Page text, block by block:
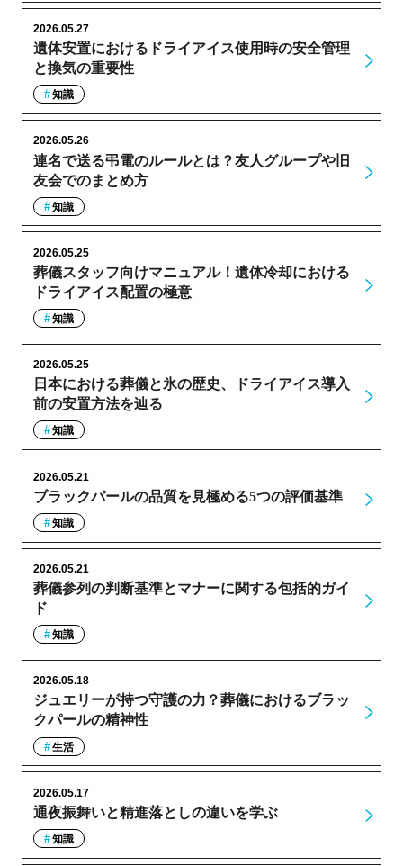
遺体安置におけるドライアイス使用時の安全管理
と換気の重要性
2026.05.27
知識
連名で送る弔電のルールとは？友人グループや旧
友会でのまとめ方
2026.05.26
知識
葬儀スタッフ向けマニュアル！遺体冷却における
ドライアイス配置の極意
2026.05.25
知識
日本における葬儀と氷の歴史、ドライアイス導入
前の安置方法を辿る
2026.05.25
知識
ブラックパールの品質を見極める5つの評価基準
2026.05.21
知識
葬儀参列の判断基準とマナーに関する包括的ガイ
ド
2026.05.21
知識
ジュエリーが持つ守護の力？葬儀におけるブラッ
クパールの精神性
2026.05.18
生活
通夜振舞いと精進落としの違いを学ぶ
2026.05.17
知識